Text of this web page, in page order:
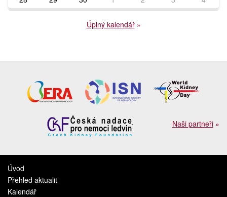
Úplný kalendář»
Naši partneři »
Úvod
Přehled aktualit
Kalendář